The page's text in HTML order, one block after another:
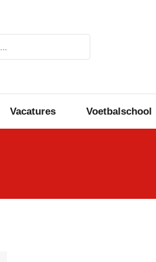
Vacatures Voetbalschool